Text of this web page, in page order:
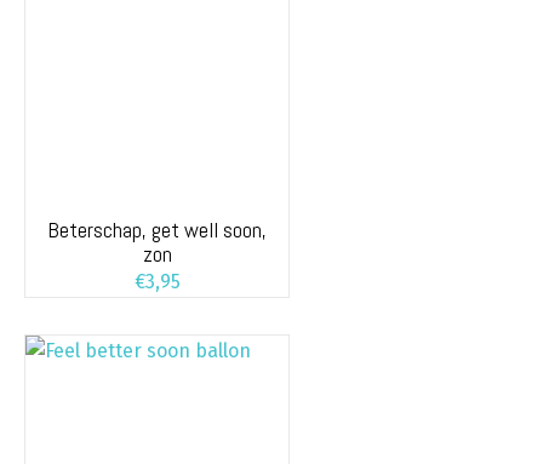
Beterschap, get well soon,
zon
€3,95